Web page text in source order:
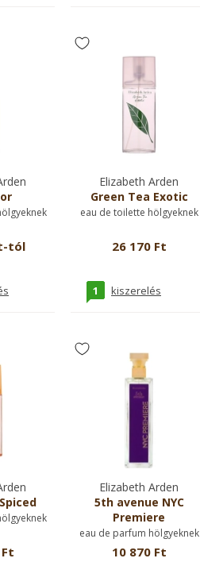
tól
Elizabeth Arden
Green Tea Exotic
eau de toilette hölgyeknek
26 170 Ft
1 kiszerelés
Elizabeth Arden
5th avenue NYC
Premiere
eau de parfum hölgyeknek
10 870 Ft